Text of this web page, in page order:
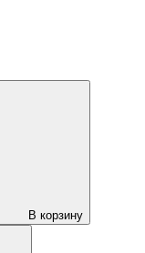
В корзину